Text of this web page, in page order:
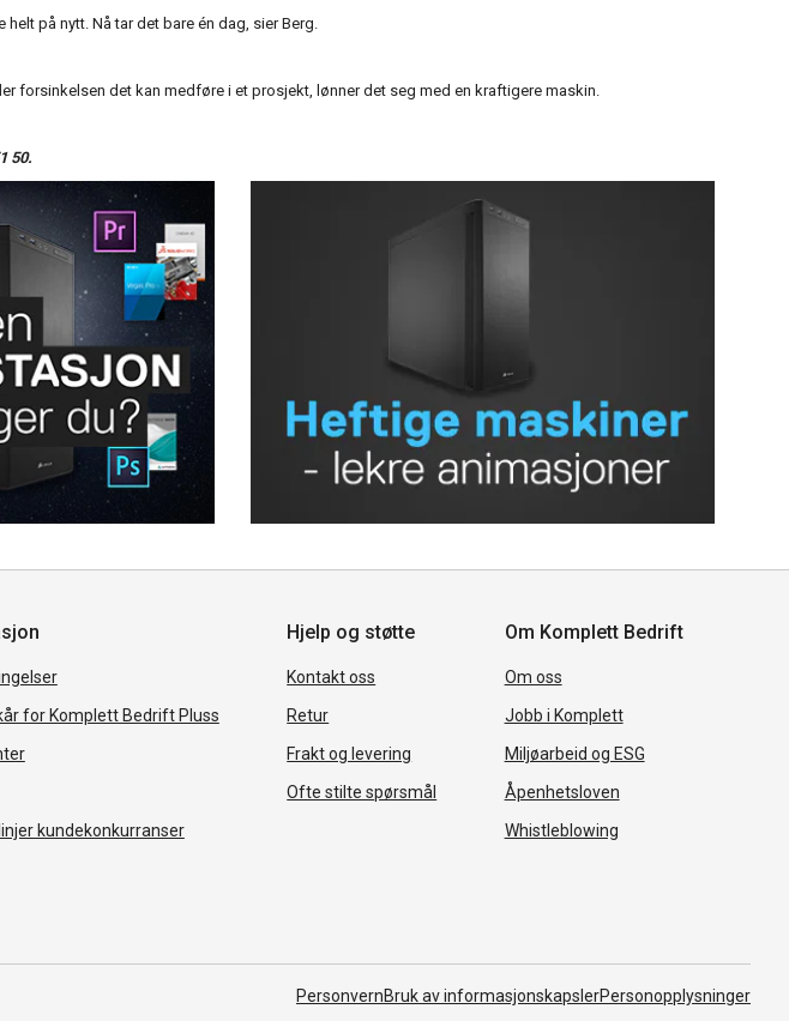
på nytt. Nå tar det bare én dag, sier Berg.
forsinkelsen det kan medføre i et prosjekt, lønner det seg med en kraftigere maskin.
50.
for Komplett Bedrift Pluss
kundekonkurranser
Hjelp og støtte
Kontakt oss
Retur
Frakt og levering
Ofte stilte spørsmål
Om Komplett Bedrift
Om oss
Jobb i Komplett
Miljøarbeid og ESG
Åpenhetsloven
Whistleblowing
PersonvernBruk av informasjonskapslerPersonopplysninger